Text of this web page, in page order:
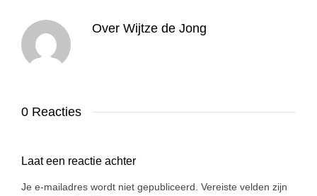
Over Wijtze de Jong
0 Reacties
Laat een reactie achter
Je e-mailadres wordt niet gepubliceerd. Vereiste velden zijn